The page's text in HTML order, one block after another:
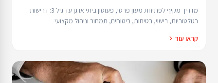
מדריך מקיף לפתיחת מעון פרטי, פעוטון ביתי או גן עד גיל 3: דרישות
רגולטוריות, רישוי, בטיחות, ביטוחים, תמחור וניהול מקצועי
קראו עוד